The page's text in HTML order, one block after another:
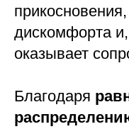
дискомфорта
оказывает
Благодаря